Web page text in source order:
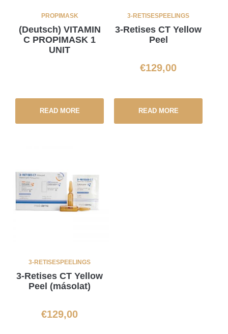
PROPIMASK
(Deutsch) VITAMIN
C PROPIMASK 1
UNIT
READ MORE
3-RETISESPEELINGS
3-Retises CT Yellow
Peel
€129,00
READ MORE
3-RETISESPEELINGS
3-Retises CT Yellow
Peel (másolat)
€129,00